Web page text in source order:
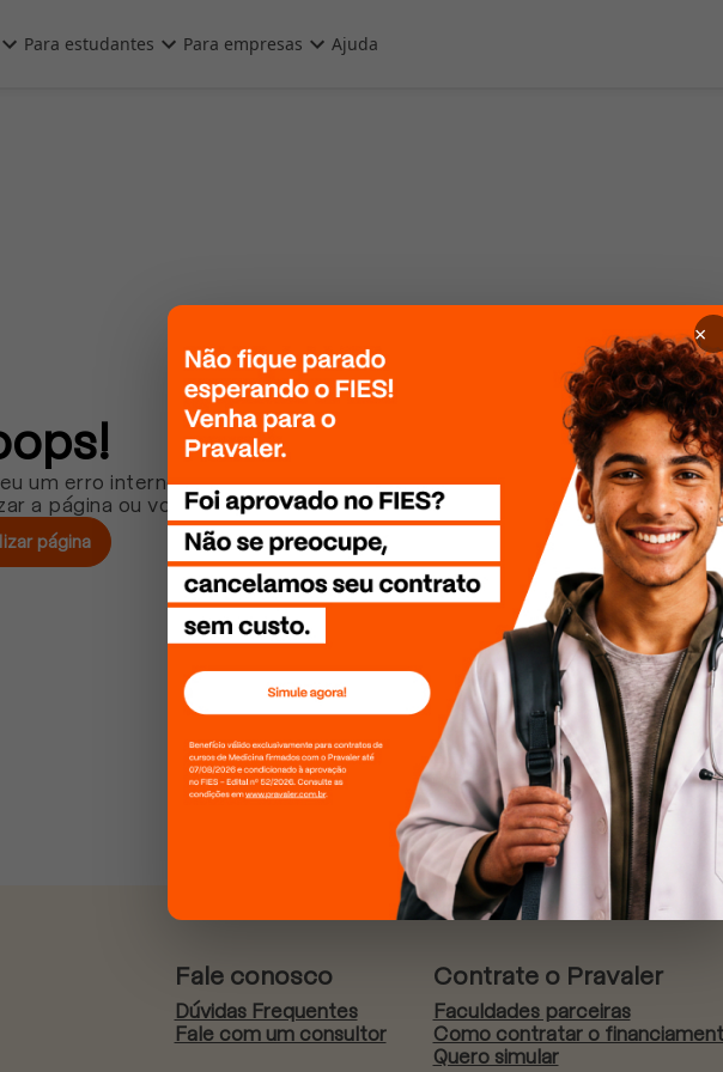
Para estudantes Para empresas Ajuda
um erro interno. Por favor, tente
a página ou volte mais tarde!
página
Fale conosco
Dúvidas Frequentes
Fale com um consultor
Contrate o Pravaler
Faculdades parceiras
Como contratar o
Quero simular
×